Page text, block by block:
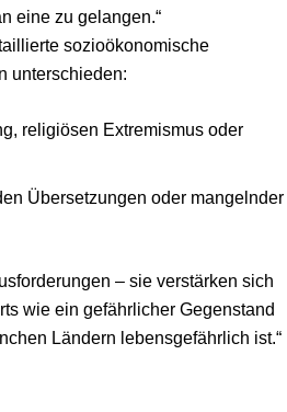
eine zu gelangen.“
sozioökonomische
unterschieden:
religiösen Extremismus oder
Übersetzungen oder mangelnder
– sie verstärken sich
wie ein gefährlicher Gegenstand
Ländern lebensgefährlich ist.“